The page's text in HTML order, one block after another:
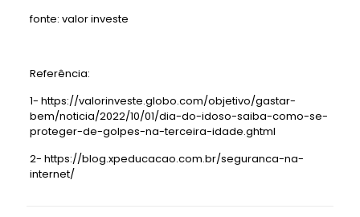
fonte: valor investe
Referência:
1- https://valorinveste.globo.com/objetivo/gastar-
bem/noticia/2022/10/01/dia-do-idoso-saiba-como-se-
proteger-de-golpes-na-terceira-idade.ghtml
2- https://blog.xpeducacao.com.br/seguranca-na-
internet/